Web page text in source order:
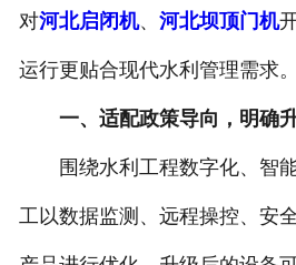
对河北启闭机、 河北坝顶门机
运行更贴合现代水利管理需求。
一、适配政策导向，明确
围绕水利工程数字化、智能
工以数据监测、远程操控、安